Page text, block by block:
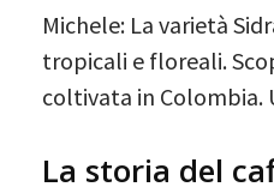
Michele: La varietà
tropicali e floreali.
coltivata in Colombia.
La storia del